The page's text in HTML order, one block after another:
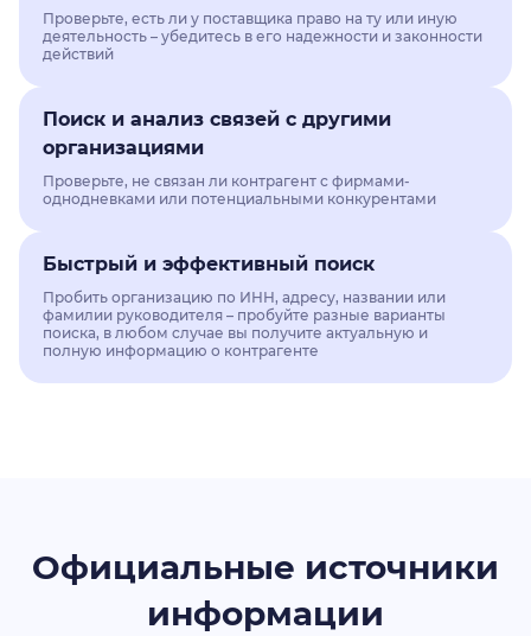
Проверьте, есть ли у поставщика право на ту или иную
деятельность – убедитесь в его надежности и законности
действий
Поиск и анализ связей с другими
организациями
Проверьте, не связан ли контрагент с фирмами-
однодневками или потенциальными конкурентами
Быстрый и эффективный поиск
Пробить организацию по ИНН, адресу, названии или
фамилии руководителя – пробуйте разные варианты
поиска, в любом случае вы получите актуальную и
полную информацию о контрагенте
Официальные источники
информации